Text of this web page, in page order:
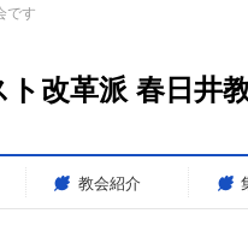
です
ト改革派 春日井
教会紹介